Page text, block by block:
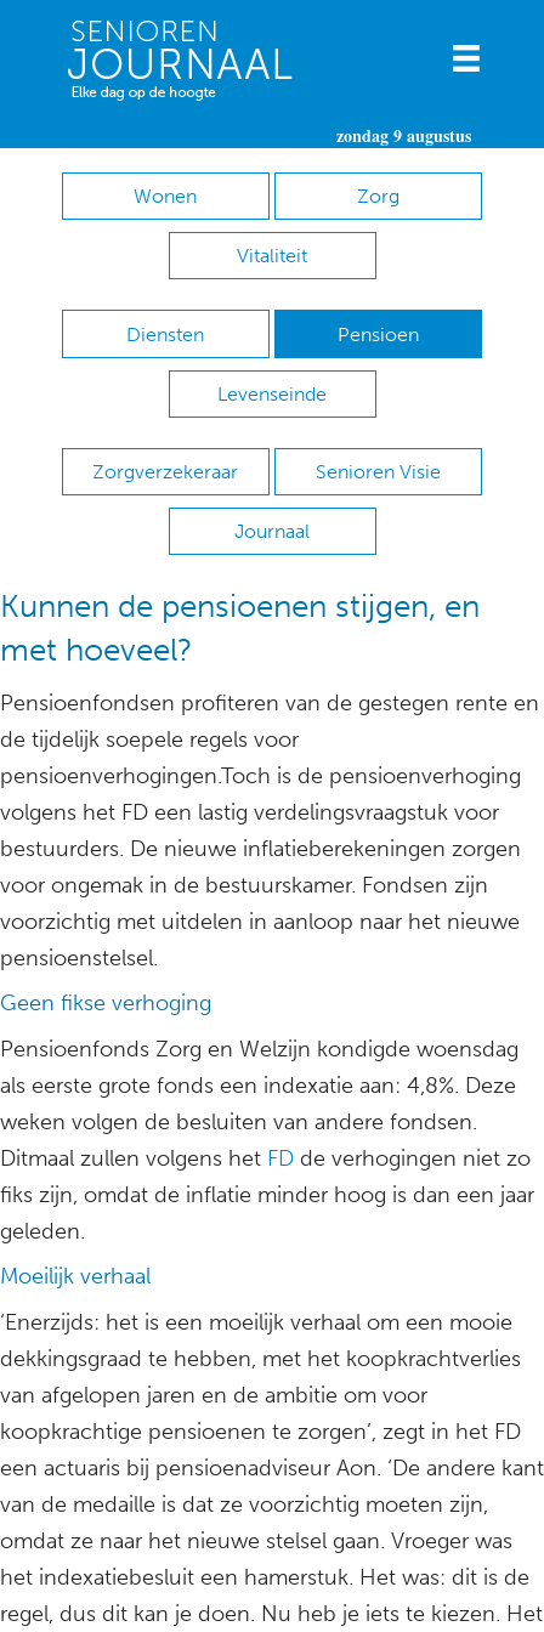
zondag 9 augustus
Wonen Zorg
Vitaliteit
Diensten Pensioen
Levenseinde
Zorgverzekeraar Senioren Visie
Journaal
Kunnen de pensioenen stijgen, en
met hoeveel?
Pensioenfondsen profiteren van de gestegen rente en
de tijdelijk soepele regels voor
pensioenverhogingen.Toch is de pensioenverhoging
volgens het FD een lastig verdelingsvraagstuk voor
bestuurders. De nieuwe inflatieberekeningen zorgen
voor ongemak in de bestuurskamer. Fondsen zijn
voorzichtig met uitdelen in aanloop naar het nieuwe
pensioenstelsel.
Geen fikse verhoging
Pensioenfonds Zorg en Welzijn kondigde woensdag
als eerste grote fonds een indexatie aan: 4,8%. Deze
weken volgen de besluiten van andere fondsen.
Ditmaal zullen volgens het FD de verhogingen niet zo
fiks zijn, omdat de inflatie minder hoog is dan een jaar
geleden.
Moeilijk verhaal
‘Enerzijds: het is een moeilijk verhaal om een mooie
dekkingsgraad te hebben, met het koopkrachtverlies
van afgelopen jaren en de ambitie om voor
koopkrachtige pensioenen te zorgen’, zegt in het FD
een actuaris bij pensioenadviseur Aon. ‘De andere kant
van de medaille is dat ze voorzichtig moeten zijn,
omdat ze naar het nieuwe stelsel gaan. Vroeger was
het indexatiebesluit een hamerstuk. Het was: dit is de
regel, dus dit kan je doen. Nu heb je iets te kiezen. Het